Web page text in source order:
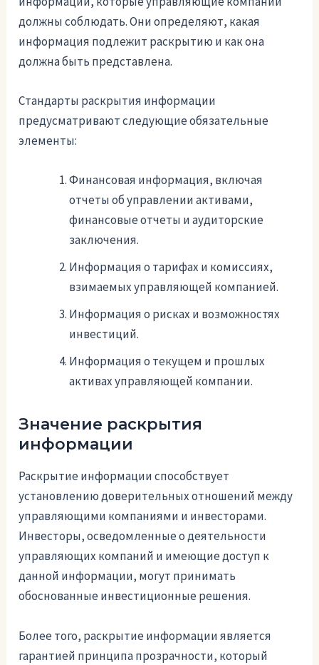
должны соблюдать. Они определяют, какая
информация подлежит раскрытию и как она
должна быть представлена.
Стандарты раскрытия информации
предусматривают следующие обязательные
элементы:
Финансовая информация, включая
отчеты об управлении активами,
финансовые отчеты и аудиторские
заключения.
Информация о тарифах и комиссиях,
взимаемых управляющей компанией.
Информация о рисках и возможностях
инвестиций.
Информация о текущем и прошлых
активах управляющей компании.
Значение раскрытия
информации
Раскрытие информации способствует
установлению доверительных отношений между
управляющими компаниями и инвесторами.
Инвесторы, осведомленные о деятельности
управляющих компаний и имеющие доступ к
данной информации, могут принимать
обоснованные инвестиционные решения.
Более того, раскрытие информации является
гарантией принципа прозрачности, который